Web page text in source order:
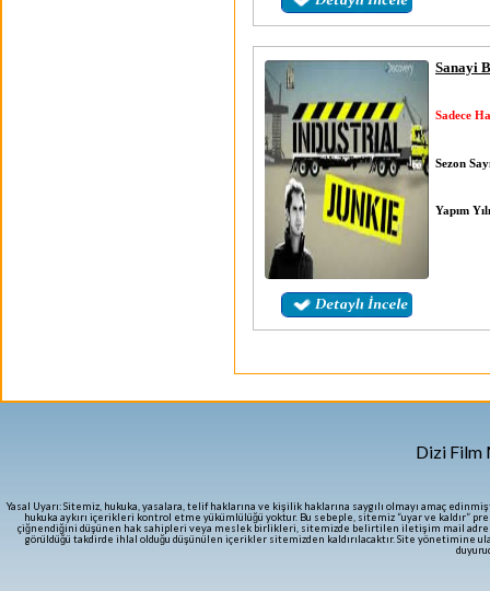
Sanayi
Sadece
Sezon
Yapım
Dizi Film
Yasal Uyarı: Sitemiz, hukuka, yasalara, telif haklarına ve kişilik haklarına saygılı olmayı amaç
hukuka aykırı içerikleri kontrol etme yükümlülüğü yoktur. Bu sebeple, sitemiz “uyar ve kaldır”
çiğnendiğini düşünen hak sahipleri veya meslek birlikleri, sitemizde belirtilen iletişim mail
görüldüğü takdirde ihlal olduğu düşünülen içerikler sitemizden kaldırılacaktır. Site yönetimine